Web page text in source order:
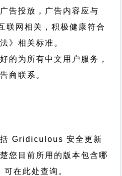
告投放，广告内容应与
联网相关，积极健康符合
》相关标准。
的为所有中文用户服务，
商联系。
Gridiculous 安全更新
您目前所用的版本包含哪
在此处查询。